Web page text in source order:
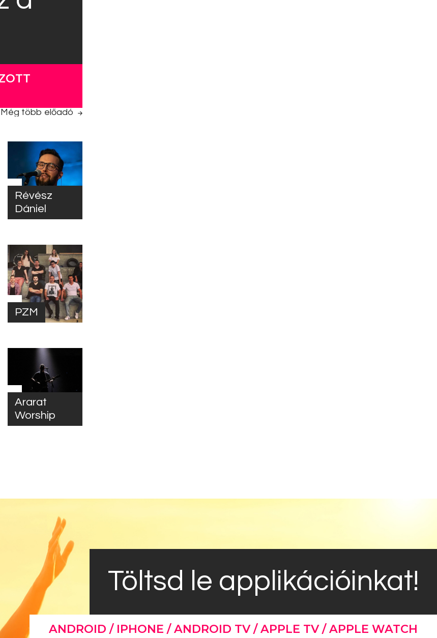
Még több előadó
Révész
Dániel
PZM
Ararat
Worship
Töltsd le applikációinkat!
ANDROID / IPHONE / ANDROID TV / APPLE TV / APPLE WATCH